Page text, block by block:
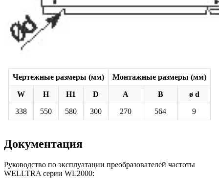
Чертежные размеры (мм) Монтажные размеры (мм)
W H H1 D A B ø d
338 550 580 300 270 564 9
Документация
Руководство по эксплуатации преобразователей частоты
WELLTRA серии WL2000: